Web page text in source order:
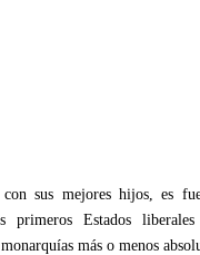
con sus mejores hijos, es
primeros Estados
más o menos